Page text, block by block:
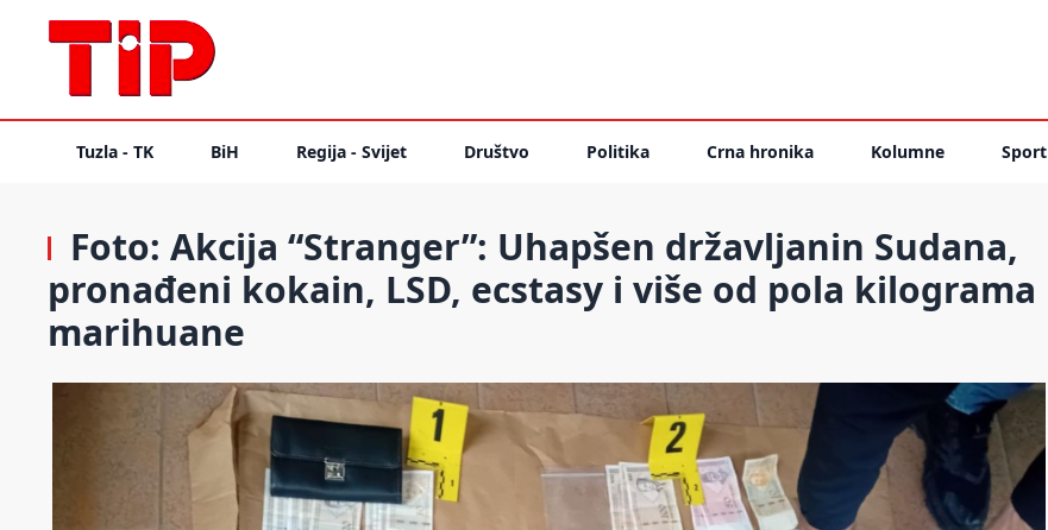
Tuzla - TK BiH Regija - Svijet Društvo Politika Crna hronika Kolumne Sport
Foto: Akcija “Stranger”: Uhapšen državljanin Sudana,
pronađeni kokain, LSD, ecstasy i više od pola kilograma
marihuane